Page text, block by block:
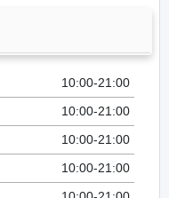
10:00-21:00
10:00-21:00
10:00-21:00
10:00-21:00